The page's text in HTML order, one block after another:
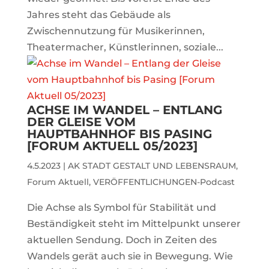
Jahres steht das Gebäude als
Zwischennutzung für Musikerinnen,
Theatermacher, Künstlerinnen, soziale...
ACHSE IM WANDEL – ENTLANG
DER GLEISE VOM
HAUPTBAHNHOF BIS PASING
[FORUM AKTUELL 05/2023]
4.5.2023| AK STADT GESTALT UND LEBENSRAUM,
Forum Aktuell, VERÖFFENTLICHUNGEN-Podcast
Die Achse als Symbol für Stabilität und
Beständigkeit steht im Mittelpunkt unserer
aktuellen Sendung. Doch in Zeiten des
Wandels gerät auch sie in Bewegung. Wie